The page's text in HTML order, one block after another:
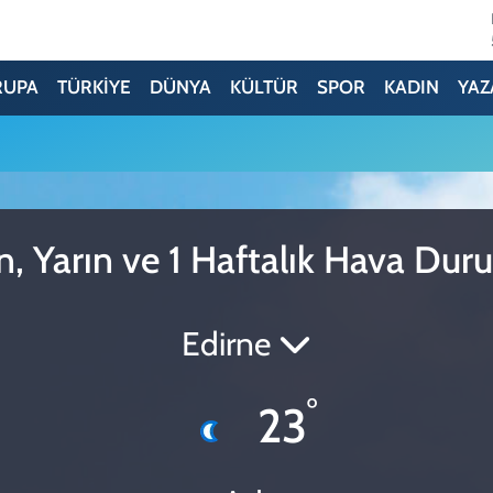
TÜRKİYE DÜNYA KÜLTÜR SPOR KADIN
Yarın ve 1 Haftalık Hava
Edirne
23°